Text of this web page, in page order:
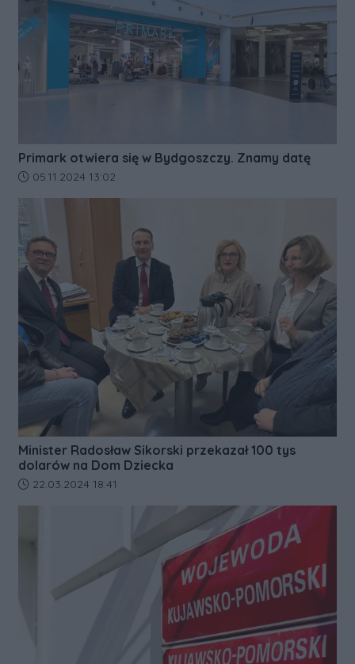
Primark otwiera się w Bydgoszczy. Znamy datę
Data dodania artykułu:
05.11.2024 13:02
Minister Radosław Sikorski przekazał 100 tys
dolarów na Dom Dziecka
Data dodania artykułu:
22.03.2024 18:41